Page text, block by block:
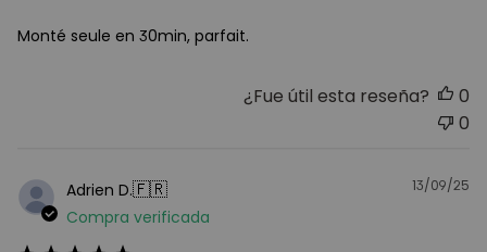
Monté seule en 30min, parfait.
¿Fue útil esta reseña?
0
0
Adrien D.🇫🇷
Compra verificada
13/09/25